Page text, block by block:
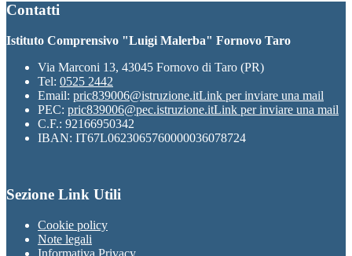
Contatti
Istituto Comprensivo "Luigi Malerba" Fornovo Taro
Via Marconi 13, 43045 Fornovo di Taro (PR)
Tel: 0525 2442
Email: pric839006@istruzione.itLink per inviare una mail
PEC: pric839006@pec.istruzione.itLink per inviare una mail
C.F.: 92166950342
IBAN: IT67L0623065760000036078724
Sezione Link Utili
Cookie policy
Note legali
Informativa Privacy